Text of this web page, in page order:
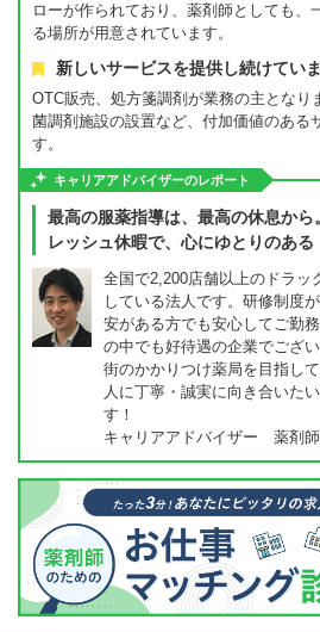
ローが作られており、薬剤師としても、
る場所が用意されています。
新しいサービスを提供し続けてい
OTC販売、処方箋調剤が業務の主となり
菌調剤施設の設置など、付加価値のある
す。
キャリアアドバイザーのレポート
最高の服薬指導は、最高の休息か
レッシュ休暇で、心にゆとりのあ
全国で2,200店舗以上のドラッ
している法人です。研修制度
安がある方でも安心してご勤
の中でも好待遇の企業でござい
街のかかりつけ薬局を目指し
人に丁寧・誠実に向き合いた
す！
キャリアアドバイザー 薬剤師